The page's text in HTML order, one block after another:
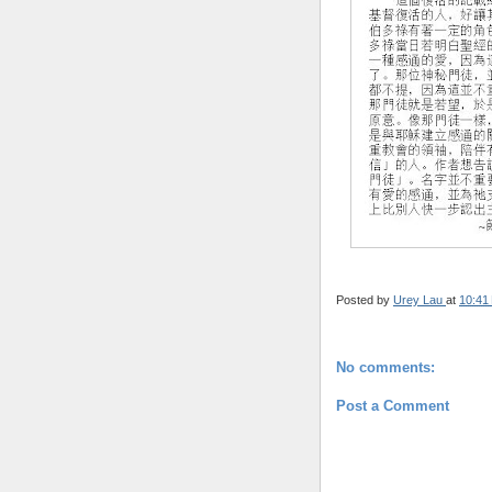
Posted by Urey Lau at 10:41
No comments:
Post a Comment